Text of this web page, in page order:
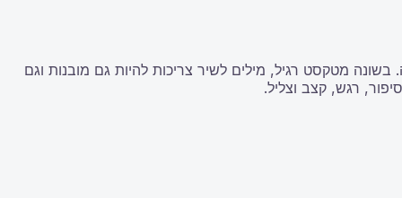
מטקסט רגיל, מילים לשיר צריכות להיות גם מובנות וגם
רגש, קצב וצליל.